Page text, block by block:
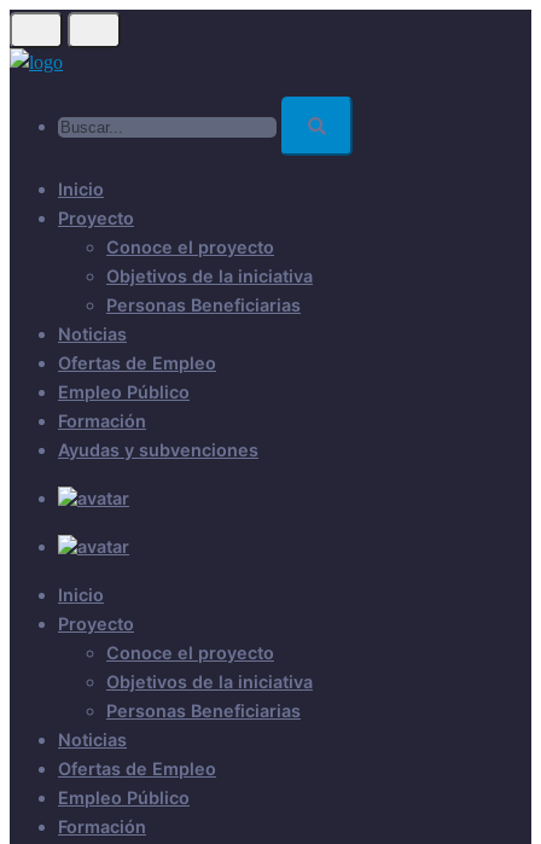
Skip
to
Inicio
Proyecto
Conoce el proyecto
Objetivos de la iniciativa
Personas Beneficiarias
Noticias
Ofertas de Empleo
Empleo Público
Formación
Ayudas y subvenciones
Inicio
Proyecto
Conoce el proyecto
Objetivos de la iniciativa
Personas Beneficiarias
Noticias
Ofertas de Empleo
Empleo Público
Formación